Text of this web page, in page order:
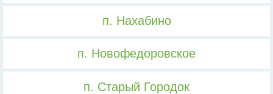
п. Нахабино
п. Новофедоровское
п. Старый Городок